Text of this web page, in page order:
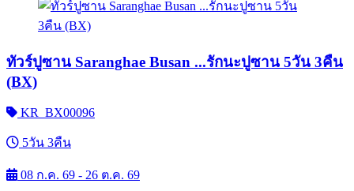
ทัวร์ปูซาน Saranghae Busan ...รักนะปูซาน 5วัน 3คืน
(BX)
KR_BX00096
5วัน 3คืน
08 ก.ค. 69 - 26 ต.ค. 69